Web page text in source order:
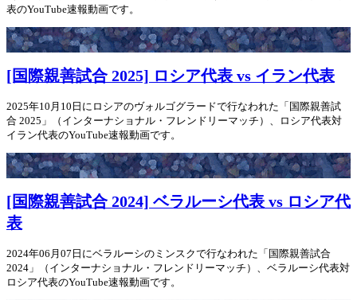
表のYouTube速報動画です。
[国際親善試合 2025] ロシア代表 vs イラン代表
2025年10月10日にロシアのヴォルゴグラードで行なわれた「国際親善試
合 2025」（インターナショナル・フレンドリーマッチ）、ロシア代表対
イラン代表のYouTube速報動画です。
[国際親善試合 2024] ベラルーシ代表 vs ロシア代
表
2024年06月07日にベラルーシのミンスクで行なわれた「国際親善試合
2024」（インターナショナル・フレンドリーマッチ）、ベラルーシ代表対
ロシア代表のYouTube速報動画です。